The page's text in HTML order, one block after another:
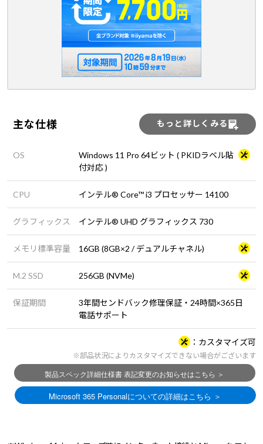
主な仕様 もっと詳しくみる
OS
Windows 11 Pro 64ビット ( PKIDラベル貼
付対応 )
CPU インテル® Core™ i3 プロセッサー 14100
グラフィックス インテル® UHD グラフィックス 730
メモリ標準容量 16GB (8GB×2 / デュアルチャネル)
M.2 SSD 256GB (NVMe)
保証期間
3年間センドバック修理保証・24時間×365日
電話サポート
カスタマイズ可
※部品状況によりカスタマイズできない場合がございます